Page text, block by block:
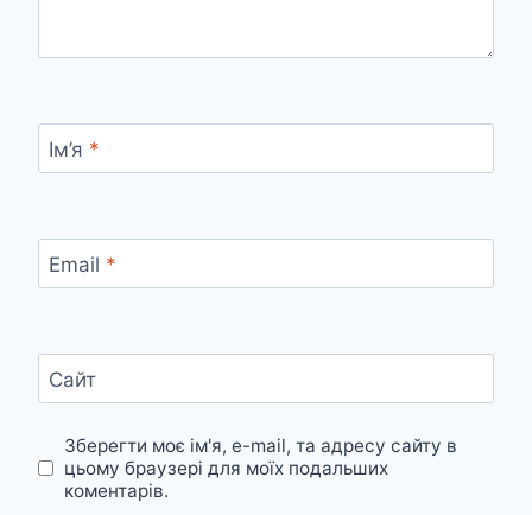
Ім’я *
Email *
Сайт
Зберегти моє ім'я, e-mail, та адресу сайту в
цьому браузері для моїх подальших
коментарів.